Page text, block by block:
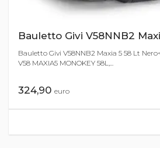
Bauletto Givi V58NNB2
Bauletto Givi V58NNB2 Maxia 5 58 Lt
V58 MAXIA5 MONOKEY 58L,...
324,90 euro